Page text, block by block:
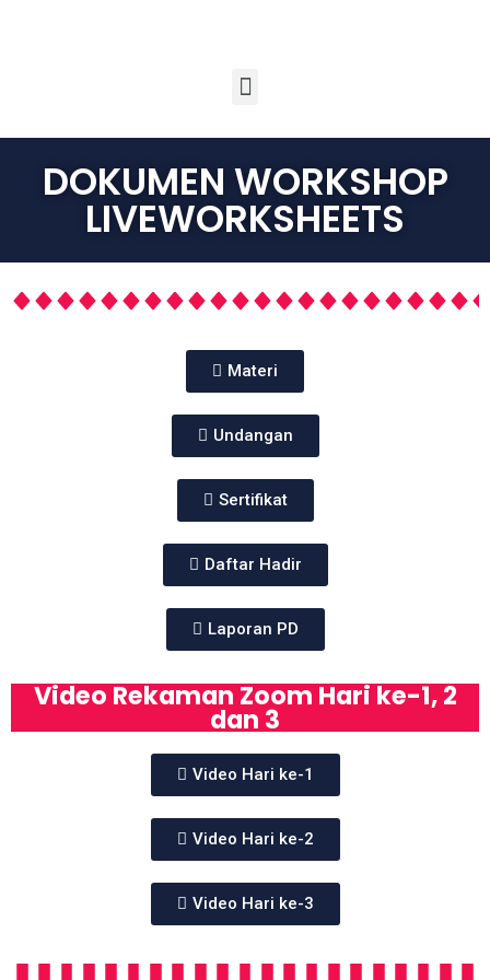
DOKUMEN WORKSHOP
LIVEWORKSHEETS
Materi
Undangan
Sertifikat
Daftar Hadir
Laporan PD
Video Rekaman Zoom Hari ke-1, 2
dan 3
Video Hari ke-1
Video Hari ke-2
Video Hari ke-3